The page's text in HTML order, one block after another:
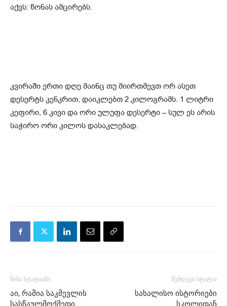
აქვს: წონას ამცირებს.
კვირაში ერთი დღე მაინც თუ მიირთმევთ ორ ასეთ
დესერტს კენკრით, დაიკლებთ 2 კილოგრამს. 1 ლიტრი
კეფირი, 6 კივი და ორი ულუფა დესერტი – სულ ეს არის
საჭირო ორი კილოს დასაკლებად.
წინა სტატიაში
აი, რაშია საკმევლის
სასწაულმოქმედი
შემდეგი სტატია
სახალისო ისტორიები
სკოლიდან